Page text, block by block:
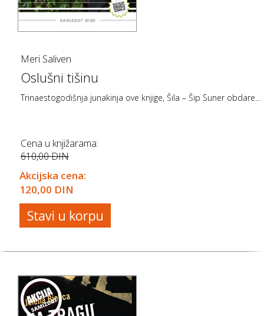
Meri Saliven
Oslušni tišinu
Trinaestogodišnja junakinja ove knjige, Šila – Šip Suner obdare...
Cena u knjižarama:
610,00 DIN
Akcijska cena:
120,00 DIN